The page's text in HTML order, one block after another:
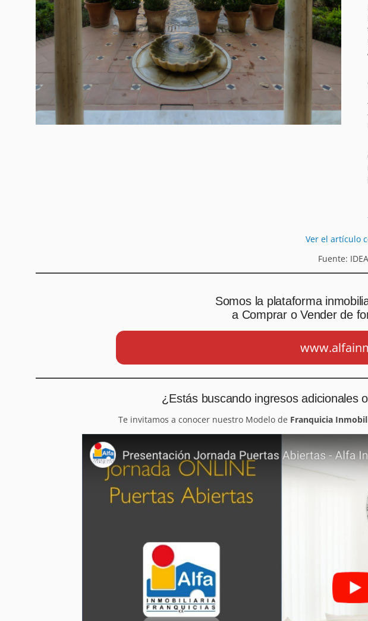
Ver el artículo
Fuente:
Somos la plataforma
a Comprar o Vender de
¿Estás buscando ingresos adicionales
Te invitamos a conocer nuestro Modelo de Franquicia